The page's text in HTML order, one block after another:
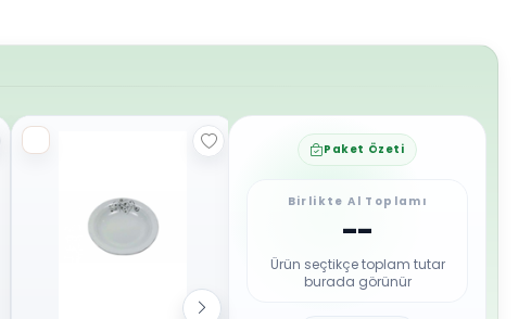
Paket Özeti
Birlikte Al Toplamı
--
Ürün seçtikçe toplam tutar
burada görünür